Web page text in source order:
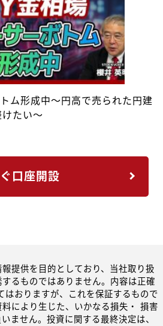
ム形成中～円高で売られた円建
たい～
口座開設
提供を目的としており、当社取り扱
るものではありません。内容は正確
はおりますが、これを保証するもので
により生じた、いかなる損失・ 損害
ません。投資に関する最終決定は、